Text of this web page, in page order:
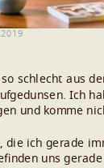
schlecht aus
Ich
und komme
die ich gerade
uns